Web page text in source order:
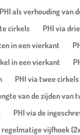
PHI als verhouding van
cirkels
PHI via
in een vierkant
in een vierkant
PHI via twee
van de zijden van
PHI via de
regelmatige vijfhoek